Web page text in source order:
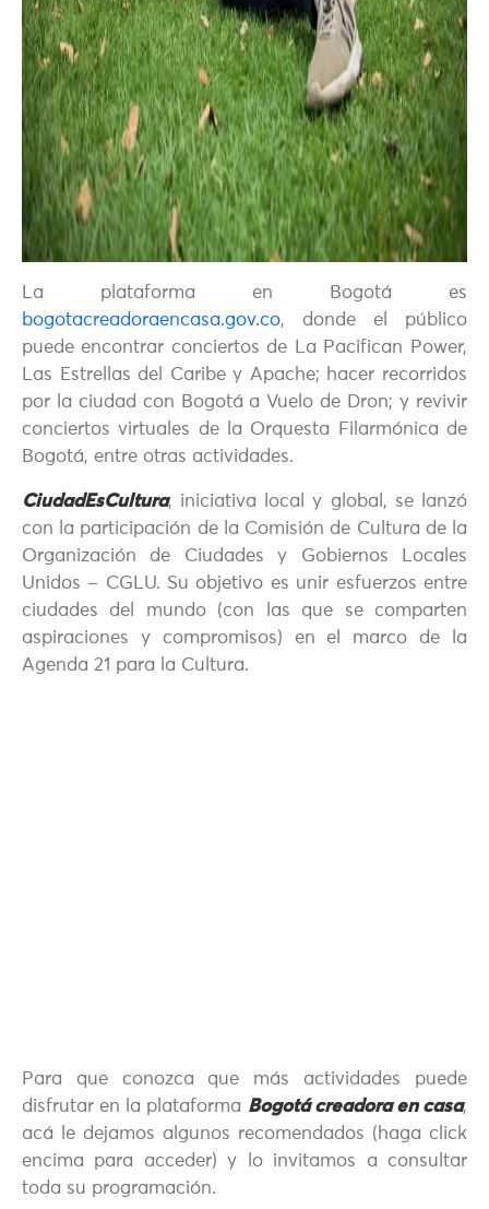
La plataforma en Bogotá es
bogotacreadoraencasa.gov.co, donde el público
puede encontrar conciertos de La Pacifican Power,
Las Estrellas del Caribe y Apache; hacer recorridos
por la ciudad con Bogotá a Vuelo de Dron; y revivir
conciertos virtuales de la Orquesta Filarmónica de
Bogotá, entre otras actividades.
CiudadEsCultura, iniciativa local y global, se lanzó
con la participación de la Comisión de Cultura de la
Organización de Ciudades y Gobiernos Locales
Unidos – CGLU. Su objetivo es unir esfuerzos entre
ciudades del mundo (con las que se comparten
aspiraciones y compromisos) en el marco de la
Agenda 21 para la Cultura.
Para que conozca que más actividades puede
disfrutar en la plataforma Bogotá creadora en casa,
acá le dejamos algunos recomendados (haga click
encima para acceder) y lo invitamos a consultar
toda su programación.